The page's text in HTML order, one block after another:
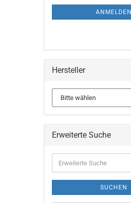
ANMELDEN
Hersteller
Erweiterte Suche
Suche
SUCHEN